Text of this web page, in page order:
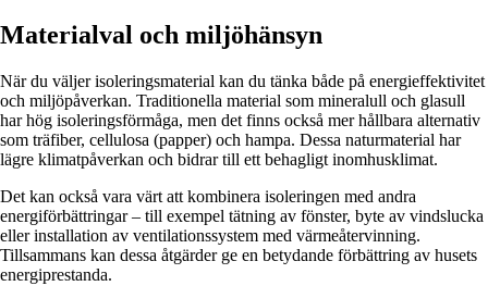
Materialval och miljöhänsyn
När du väljer isoleringsmaterial kan du tänka både på energieffektivitet
och miljöpåverkan. Traditionella material som mineralull och glasull
har hög isoleringsförmåga, men det finns också mer hållbara alternativ
som träfiber, cellulosa (papper) och hampa. Dessa naturmaterial har
lägre klimatpåverkan och bidrar till ett behagligt inomhusklimat.
Det kan också vara värt att kombinera isoleringen med andra
energiförbättringar – till exempel tätning av fönster, byte av vindslucka
eller installation av ventilationssystem med värmeåtervinning.
Tillsammans kan dessa åtgärder ge en betydande förbättring av husets
energiprestanda.